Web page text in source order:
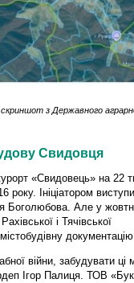
скриншот з Державного
Свидовця
«Свидовець» на 22
року. Ініціатором
Боголюбова. Але у
і Тячівської
війни, забудувати ці
Ігор Палиця. ТОВ